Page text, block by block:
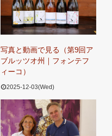
写真と動画で見る（第9回ア
ブルッツオ州｜フォンテフ
ィーコ）
2025-12-03(Wed)